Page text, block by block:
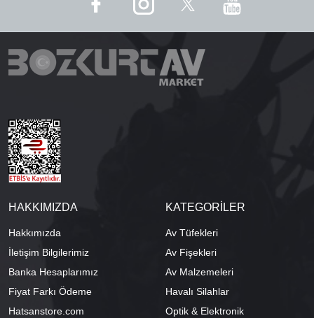
HAKKIMIZDA
Hakkımızda
İletişim Bilgilerimiz
Banka Hesaplarımız
Fiyat Farkı Ödeme
Hatsanstore.com
KATEGORİLER
Av Tüfekleri
Av Fişekleri
Av Malzemeleri
Havalı Silahlar
Optik & Elektronik